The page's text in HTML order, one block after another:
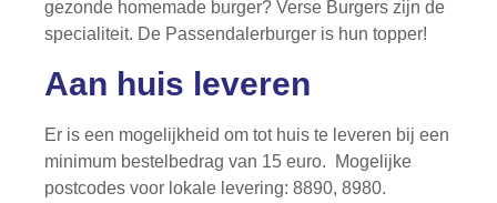
gezonde homemade burger? Verse Burgers zijn de
specialiteit. De Passendalerburger is hun topper!
Aan huis leveren
Er is een mogelijkheid om tot huis te leveren bij een
minimum bestelbedrag van 15 euro. Mogelijke
postcodes voor lokale levering: 8890, 8980.